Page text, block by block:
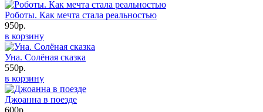
Роботы. Как мечта стала реальностью
950р.
в корзину
Уна. Солёная сказка
550р.
в корзину
Джоанна в поезде